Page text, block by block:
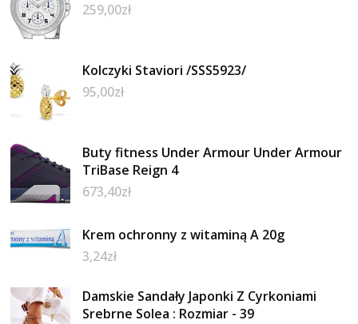
259,00zł
Kolczyki Staviori /SSS5923/
95,00zł
Buty fitness Under Armour Under Armour
TriBase Reign 4
673,40zł
Krem ochronny z witaminą A 20g
3,24zł
Damskie Sandały Japonki Z Cyrkoniami
Srebrne Solea : Rozmiar - 39